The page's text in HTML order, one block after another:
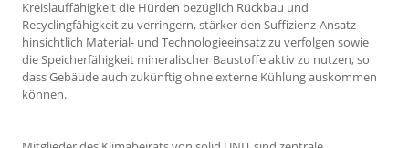
Kreislauffähigkeit die Hürden bezüglich Rückbau und
Recyclingfähigkeit zu verringern, stärker den Suffizienz-Ansatz
hinsichtlich Material- und Technologieeinsatz zu verfolgen sowie
die Speicherfähigkeit mineralischer Baustoffe aktiv zu nutzen, so
dass Gebäude auch zukünftig ohne externe Kühlung auskommen
können.